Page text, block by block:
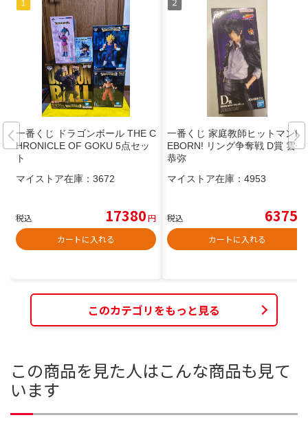
一番くじ ドラゴンボール THE C
HRONICLE OF GOKU 5点セッ
ト
マイストア在庫： 3672
税込 17380円
カートに入れる
一番くじ 家庭教師ヒットマンR
EBORN! リング争奪戦 D賞 雲雀
恭弥
マイストア在庫： 4953
税込 6375
カートに入れる
このカテゴリをもっと見る
この商品を見た人はこんな商品も見て
います